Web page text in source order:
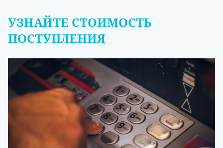
УЗНАЙТЕ СТОИМОСТЬ
ПОСТУПЛЕНИЯ